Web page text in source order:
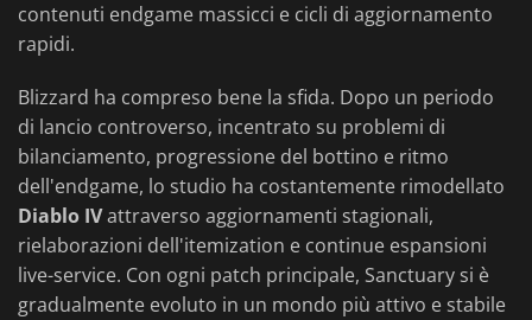
contenuti endgame massicci e cicli di aggiornamento
rapidi.
Blizzard ha compreso bene la sfida. Dopo un periodo
di lancio controverso, incentrato su problemi di
bilanciamento, progressione del bottino e ritmo
dell'endgame, lo studio ha costantemente rimodellato
Diablo IVattraverso aggiornamenti stagionali,
rielaborazioni dell'itemization e continue espansioni
live-service. Con ogni patch principale, Sanctuary si è
gradualmente evoluto in un mondo più attivo e stabile